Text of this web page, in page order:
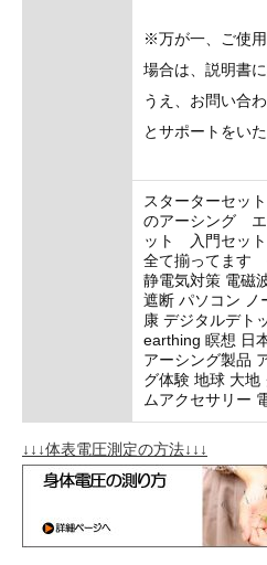
※万が一、ご使
場合は、説明書
うえ、お問い合
とサポートをいた
スターターセッ
のアーシング
ット 入門セッ
全て揃ってます
静電気対策 電磁
遮断 パソコン ノ
康 デジタルデト
earthing 瞑想 日
アーシング製品
グ体験 地球 大地
ムアクセサリー
↓↓↓体表電圧測定の方法↓↓↓